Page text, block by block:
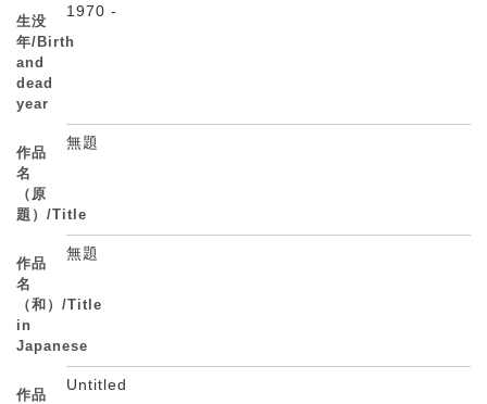
生没
年/Birth
and
dead
year
1970 -
作品
名
（原
題）/Title
無題
作品
名
（和）/Title
in
Japanese
無題
作品
Untitled